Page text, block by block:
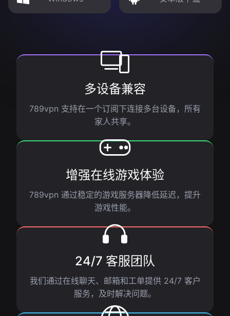
多设备兼容
789vpn 支持在一个订阅下连接多台设备，所有
家人共享。
增强在线游戏体验
789vpn 通过稳定的游戏服务器降低延迟，提升
游戏性能。
24/7 客服团队
我们通过在线聊天、邮箱和工单提供 24/7 客户
服务，及时解决问题。